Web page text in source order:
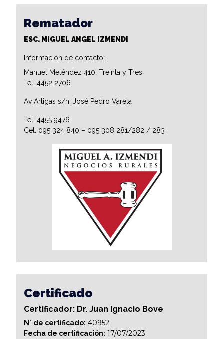
Rematador
ESC. MIGUEL ANGEL IZMENDI
Información de contacto:
Manuel Meléndez 410, Treinta y Tres
Tel. 4452 2706
Av Artigas s/n, José Pedro Varela
Tel. 4455 9476
Cel. 095 324 840 – 095 308 281/282 / 283
Certificado
Certificador: Dr. Juan Ignacio Bove
N° de certificado: 40952
Fecha de certificación: 17/07/2023